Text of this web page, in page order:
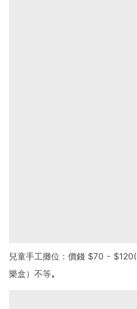
兒童手工攤位 : 價錢 $70 -
樂盒）不等。